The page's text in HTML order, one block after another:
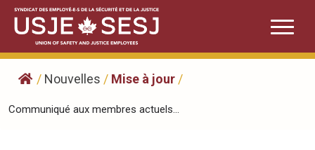
Skip
content
/ Nouvelles / Mise à jour /
Communiqué aux membres actuels...